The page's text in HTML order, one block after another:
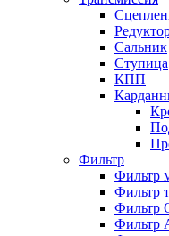
Сальник
Ступица
КПП
Фильтр
Фильтр
Фильтр
Фильтр
Фильтр